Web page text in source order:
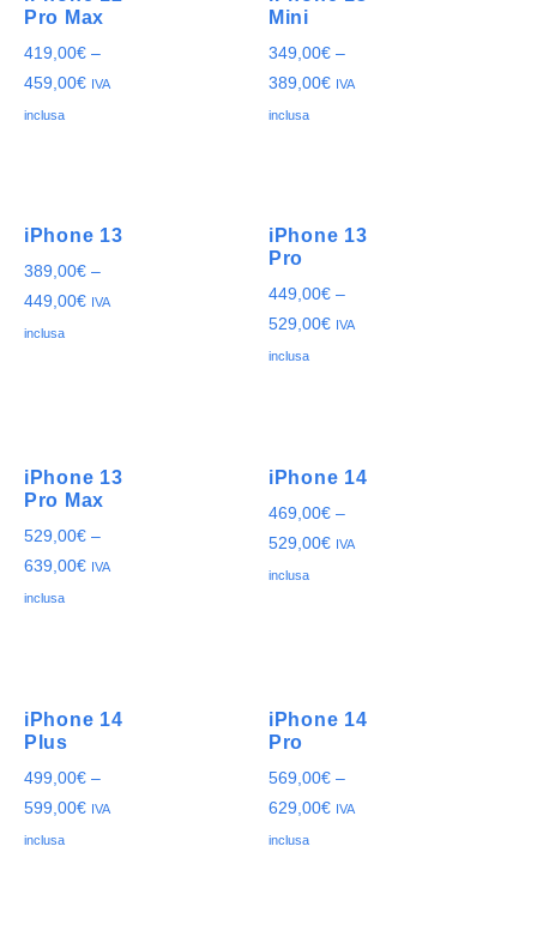
Pro Max
419,00€ –
459,00€ IVA
inclusa
Mini
349,00€ –
389,00€ IVA
inclusa
iPhone 13
389,00€ –
449,00€ IVA
inclusa
iPhone 13
Pro
449,00€ –
529,00€ IVA
inclusa
iPhone 13
Pro Max
529,00€ –
639,00€ IVA
inclusa
iPhone 14
469,00€ –
529,00€ IVA
inclusa
iPhone 14
Plus
499,00€ –
599,00€ IVA
inclusa
iPhone 14
Pro
569,00€ –
629,00€ IVA
inclusa